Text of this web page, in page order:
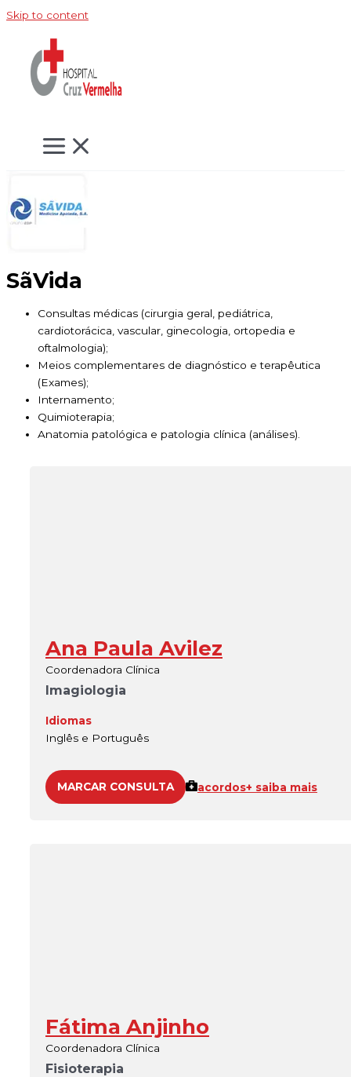
Skip to content
SãVida
Consultas médicas (cirurgia geral, pediátrica,
cardiotorácica, vascular, ginecologia, ortopedia e
oftalmologia);
Meios complementares de diagnóstico e terapêutica
(Exames);
Internamento;
Quimioterapia;
Anatomia patológica e patologia clínica (análises).
Ana Paula Avilez
Coordenadora Clínica
Imagiologia
Idiomas
Inglês e Português
MARCAR CONSULTA acordos+ saiba mais
Fátima Anjinho
Coordenadora Clínica
Fisioterapia